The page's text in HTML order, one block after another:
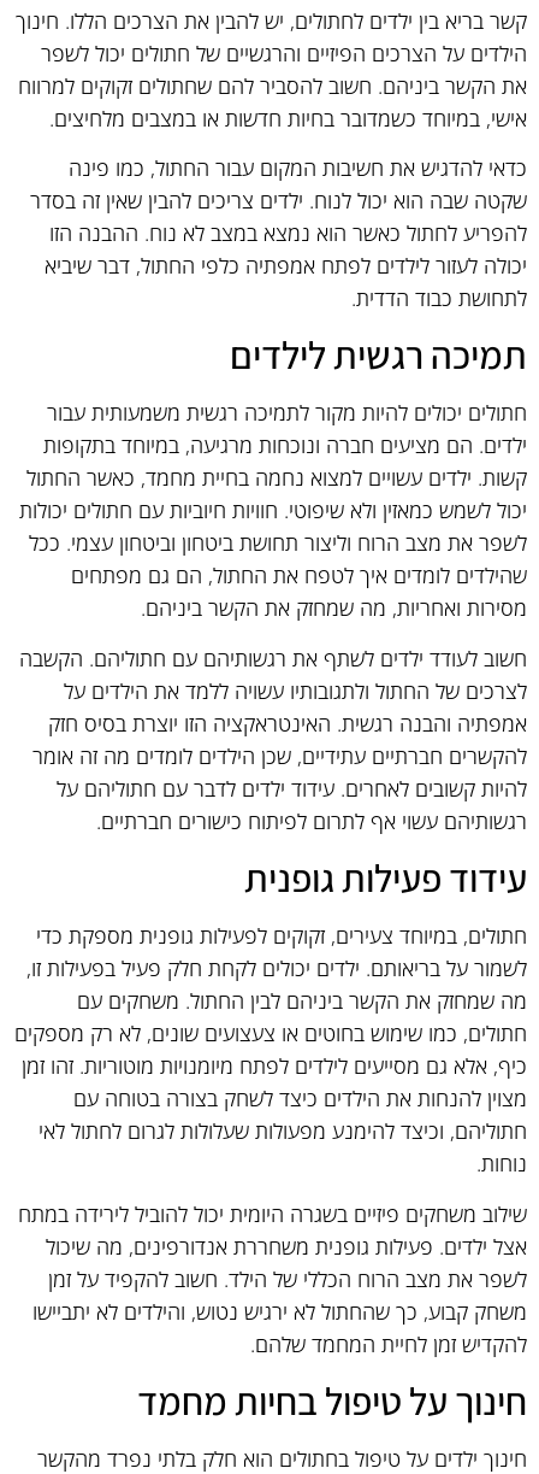
קשר בריא בין ילדים לחתולים, יש להבין את הצרכים הללו. חינוך
הילדים על הצרכים הפיזיים והרגשיים של חתולים יכול לשפר
את הקשר ביניהם. חשוב להסביר להם שחתולים זקוקים למרווח
אישי, במיוחד כשמדובר בחיות חדשות או במצבים מלחיצים.
כדאי להדגיש את חשיבות המקום עבור החתול, כמו פינה
שקטה שבה הוא יכול לנוח. ילדים צריכים להבין שאין זה בסדר
להפריע לחתול כאשר הוא נמצא במצב לא נוח. ההבנה הזו
יכולה לעזור לילדים לפתח אמפתיה כלפי החתול, דבר שיביא
לתחושת כבוד הדדית.
תמיכה רגשית לילדים
חתולים יכולים להיות מקור לתמיכה רגשית משמעותית עבור
ילדים. הם מציעים חברה ונוכחות מרגיעה, במיוחד בתקופות
קשות. ילדים עשויים למצוא נחמה בחיית מחמד, כאשר החתול
יכול לשמש כמאזין ולא שיפוטי. חוויות חיוביות עם חתולים יכולות
לשפר את מצב הרוח וליצור תחושת ביטחון וביטחון עצמי. ככל
שהילדים לומדים איך לטפח את החתול, הם גם מפתחים
מסירות ואחריות, מה שמחזק את הקשר ביניהם.
חשוב לעודד ילדים לשתף את רגשותיהם עם חתוליהם. הקשבה
לצרכים של החתול ולתגובותיו עשויה ללמד את הילדים על
אמפתיה והבנה רגשית. האינטראקציה הזו יוצרת בסיס חזק
להקשרים חברתיים עתידיים, שכן הילדים לומדים מה זה אומר
להיות קשובים לאחרים. עידוד ילדים לדבר עם חתוליהם על
רגשותיהם עשוי אף לתרום לפיתוח כישורים חברתיים.
עידוד פעילות גופנית
חתולים, במיוחד צעירים, זקוקים לפעילות גופנית מספקת כדי
לשמור על בריאותם. ילדים יכולים לקחת חלק פעיל בפעילות זו,
מה שמחזק את הקשר ביניהם לבין החתול. משחקים עם
חתולים, כמו שימוש בחוטים או צעצועים שונים, לא רק מספקים
כיף, אלא גם מסייעים לילדים לפתח מיומנויות מוטוריות. זהו זמן
מצוין להנחות את הילדים כיצד לשחק בצורה בטוחה עם
חתוליהם, וכיצד להימנע מפעולות שעלולות לגרום לחתול לאי
נוחות.
שילוב משחקים פיזיים בשגרה היומית יכול להוביל לירידה במתח
אצל ילדים. פעילות גופנית משחררת אנדורפינים, מה שיכול
לשפר את מצב הרוח הכללי של הילד. חשוב להקפיד על זמן
משחק קבוע, כך שהחתול לא ירגיש נטוש, והילדים לא יתביישו
להקדיש זמן לחיית המחמד שלהם.
חינוך על טיפול בחיות מחמד
חינוך ילדים על טיפול בחתולים הוא חלק בלתי נפרד מהקשר